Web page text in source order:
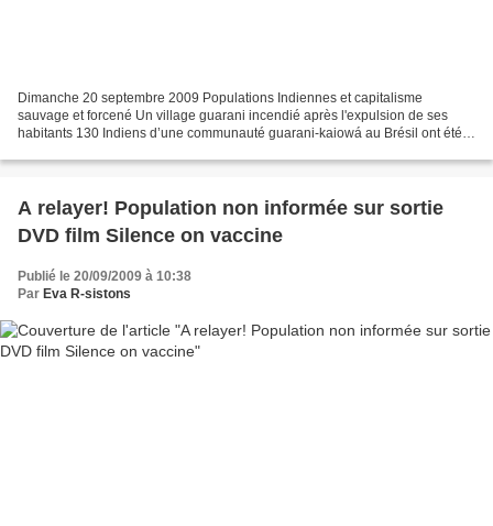
Dimanche 20 septembre 2009 Populations Indiennes et capitalisme
sauvage et forcené Un village guarani incendié après l'expulsion de ses
habitants 130 Indiens d’une communauté guarani-kaiowá au Brésil ont été
A relayer! Population non informée sur sortie
DVD film Silence on vaccine
Publié le 20/09/2009 à 10:38
Par Eva R-sistons